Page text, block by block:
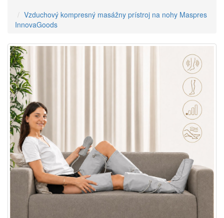
Vzduchový kompresný masážny prístroj na nohy Maspres
InnovaGoods